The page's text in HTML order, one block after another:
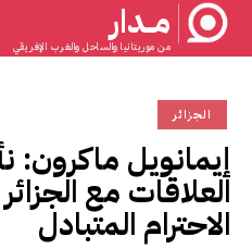
مــدار
من موريتانيا والساحل والغرب الإفريقي
الجزائر
إيمانويل ماكرون:
العلاقات مع
الاحترام المتبادل